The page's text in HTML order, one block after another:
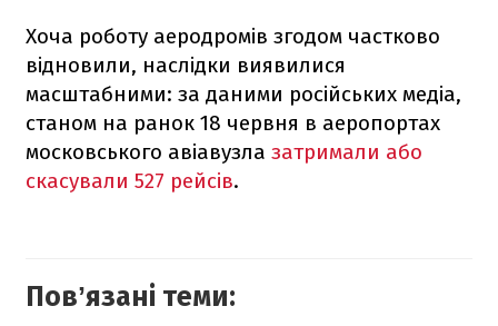
Хоча роботу аеродромів згодом частково
відновили, наслідки виявилися
масштабними: за даними російських медіа,
станом на ранок 18 червня в аеропортах
московського авіавузла затримали або
скасували 527 рейсів.
Повʼязані теми: